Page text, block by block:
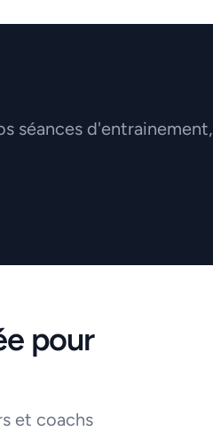
séances d'entrainement,
pour
et coachs